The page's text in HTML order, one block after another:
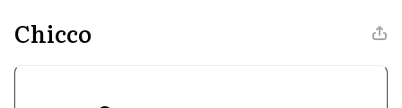
Chicco